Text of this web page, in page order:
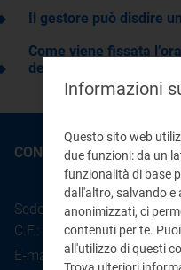
Il gestore può disdire
Come viene fissata l’ora
dell’appuntamento?
CONTATTI
Sede legale: Piazza
C.F.: 97190020152
E-mail:info@arera.it
Informazioni
Questo sito web
due funzioni: da un
funzionalità di base
dall'altro, salvando
anonimizzati, ci
contenuti per te.
all'utilizzo di questi
Trova ulteriori